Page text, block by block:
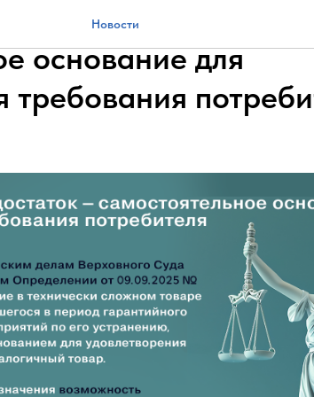
Новости
–
основание для
требования